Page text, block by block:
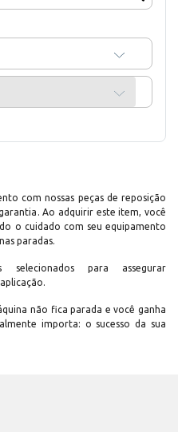
com nossas peças de reposição
Ao adquirir este item, você
o cuidado com seu equipamento
paradas.
selecionados para assegurar
não fica parada e você ganha
importa: o sucesso da sua